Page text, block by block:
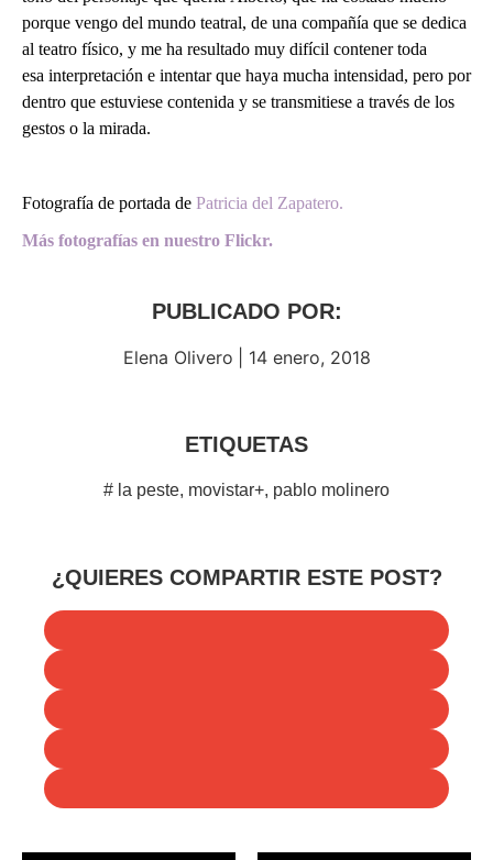
porque vengo del mundo teatral, de una compañía que se dedica
al teatro físico, y me ha resultado muy difícil contener toda
esa interpretación e intentar que haya mucha intensidad, pero por
dentro que estuviese contenida y se transmitiese a través de los
gestos o la mirada.
Fotografía de portada de Patricia del Zapatero.
Más fotografías en nuestro Flickr.
PUBLICADO POR:
Elena Olivero 14 enero, 2018
ETIQUETAS
# la peste, movistar+, pablo molinero
¿QUIERES COMPARTIR ESTE POST?